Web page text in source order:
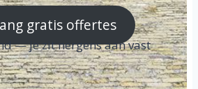
gratis offertes
— je zit nergens aan vast